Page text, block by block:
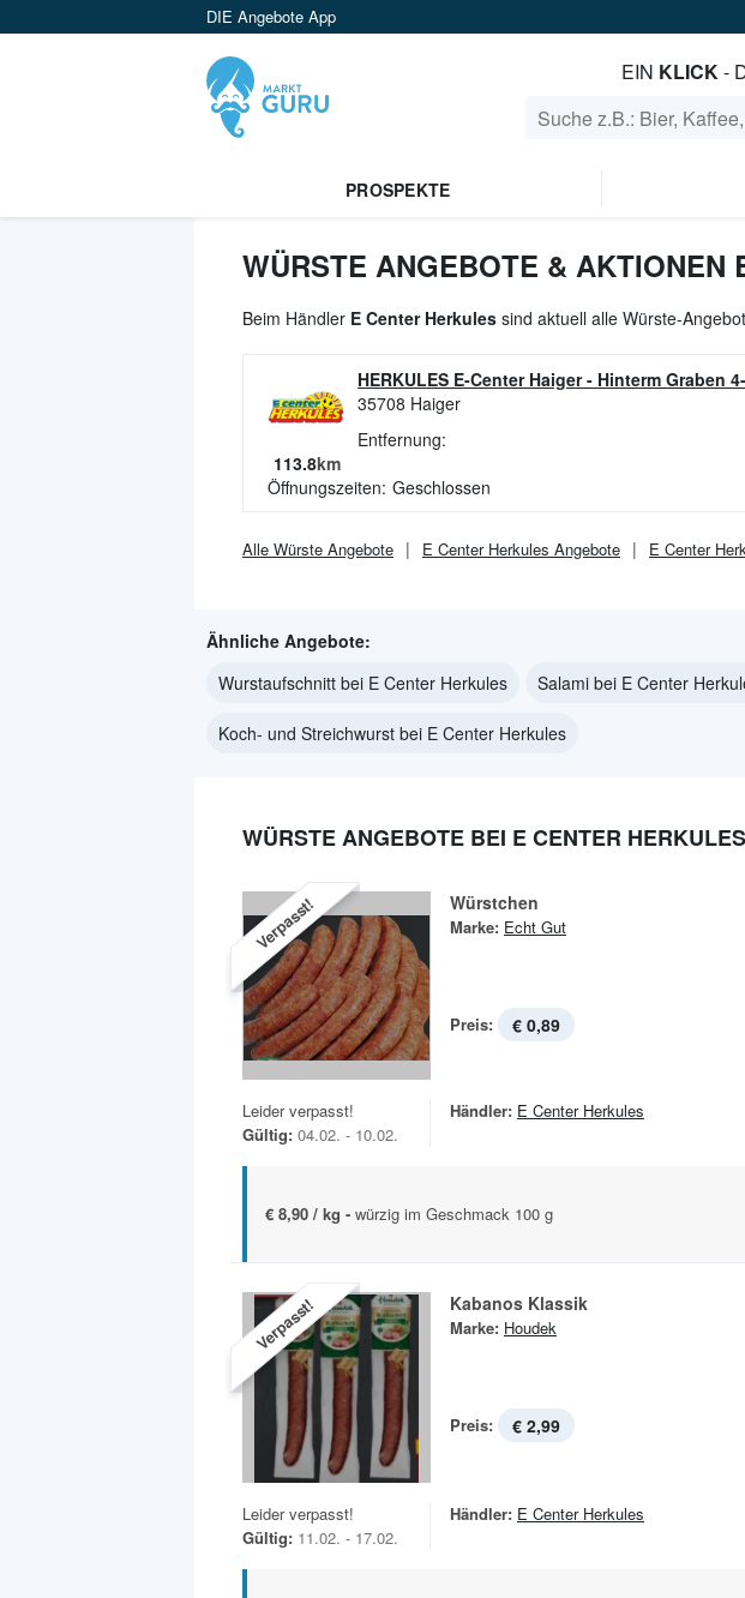
DIE Angebote App
EIN KLICK-
PROSPEKTE
WÜRSTE ANGEBOTE & AKTIONEN
Beim Händler E Center Herkules sind aktuell alle Würste-
HERKULES E-Center Haiger- Hinterm Graben
35708 Haiger
Entfernung:
113.8km
Öffnungszeiten: Geschlossen
Alle Würste Angebote E Center Herkules Angebote E Center
Ähnliche Angebote:
Wurstaufschnitt bei E Center Herkules
Salami bei E Center
Koch- und Streichwurst bei E Center Herkules
WÜRSTE ANGEBOTE BEI E CENTER HERKULES
Verpasst! Würstchen
Marke: Echt Gut
Preis: € 0,89
Leider verpasst!
Gültig: 04.02. - 10.02.
Händler: E Center Herkules
€ 8,90 / kg - würzig im Geschmack 100 g
Verpasst! Kabanos Klassik
Marke: Houdek
Preis: € 2,99
Leider verpasst!
Gültig: 11.02. - 17.02.
Händler: E Center Herkules